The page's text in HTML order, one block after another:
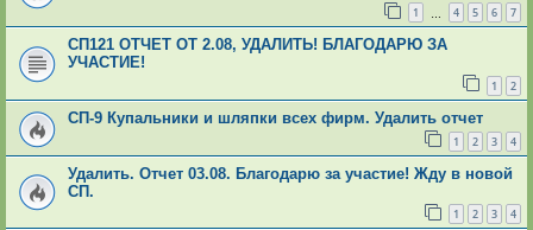
1 4 5 6 7
СП121 ОТЧЕТ ОТ 2.08, УДАЛИТЬ! БЛАГОДАРЮ ЗА
УЧАСТИЕ!
1 2
СП-9 Купальники и шляпки всех фирм. Удалить отчет
1 2 3 4
Удалить. Отчет 03.08. Благодарю за участие! Жду в новой
СП.
1 2 3 4